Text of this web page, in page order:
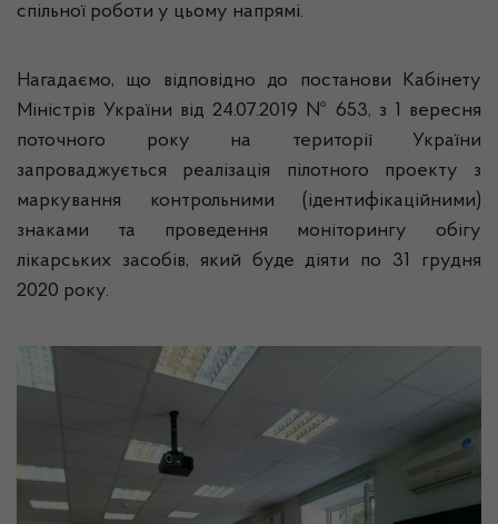
спільної роботи у цьому напрямі.
Нагадаємо, що відповідно до постанови Кабінету
Міністрів України від 24.07.2019 № 653, з 1 вересня
поточного року на території України
запроваджується реалізація пілотного проекту з
маркування контрольними (ідентифікаційними)
знаками та проведення моніторингу обігу
лікарських засобів, який буде діяти по 31 грудня
2020 року.